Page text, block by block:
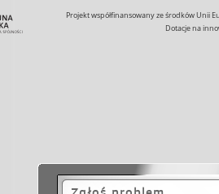
Projekt współfinansowany ze środków Unii
Dotacje na